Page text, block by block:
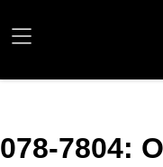
078-7804: